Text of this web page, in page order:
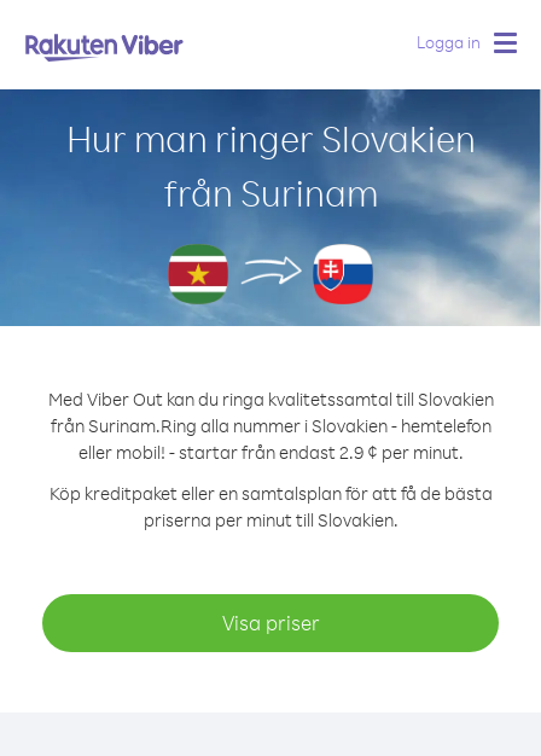
Logga in
Hur man ringer Slovakien
från Surinam
Med Viber Out kan du ringa kvalitetssamtal till Slovakien
från Surinam.Ring alla nummer i Slovakien - hemtelefon
eller mobil! - startar från endast 2.9 ¢ per minut.
Köp kreditpaket eller en samtalsplan för att få de bästa
priserna per minut till Slovakien.
Visa priser